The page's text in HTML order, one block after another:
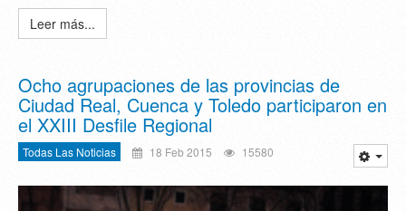
Leer más...
Ocho agrupaciones de las provincias de
Ciudad Real, Cuenca y Toledo participaron en
el XXIII Desfile Regional
Todas Las Noticias 18 Feb 2015 15580